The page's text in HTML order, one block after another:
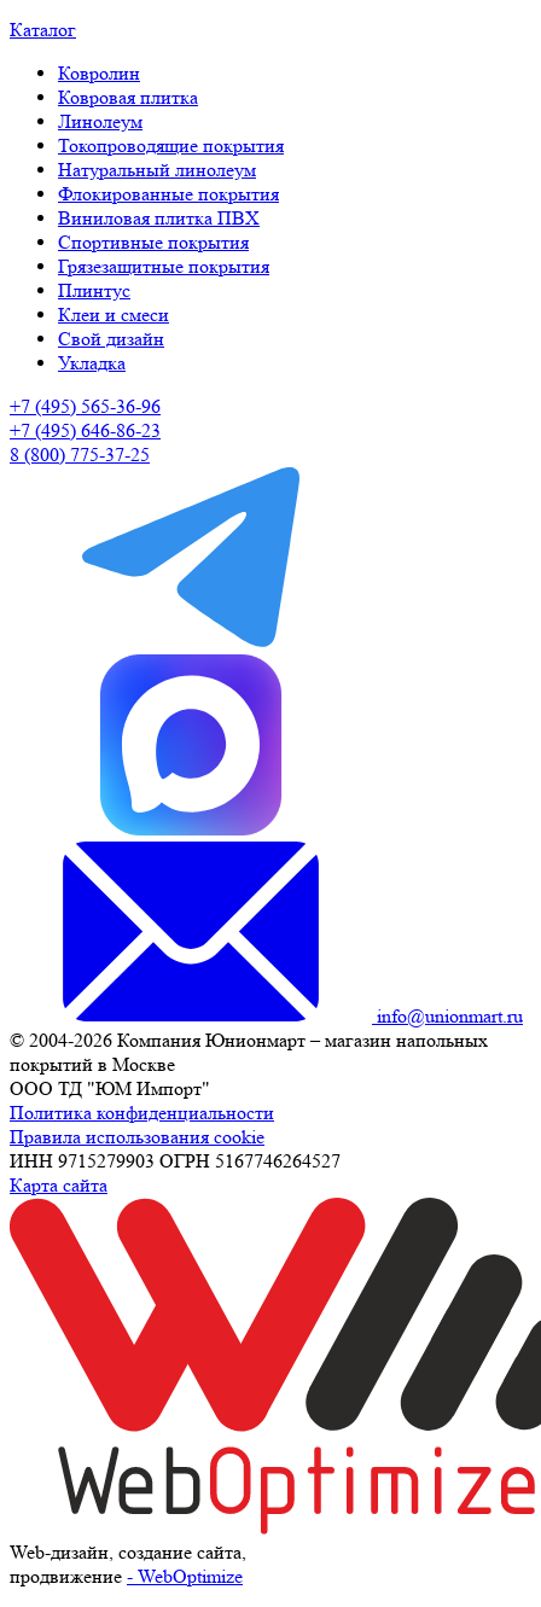
Каталог
Ковролин
Ковровая плитка
Линолеум
Токопроводящие покрытия
Натуральный линолеум
Флокированные покрытия
Виниловая плитка ПВХ
Спортивные покрытия
Грязезащитные покрытия
Плинтус
Клеи и смеси
Свой дизайн
Укладка
+7 (495) 565-36-96
+7 (495) 646-86-23
8 (800) 775-37-25
info@unionmart.ru
© 2004-2026 Компания Юнионмарт – магазин напольных
покрытий в Москве
ООО ТД "ЮМ Импорт"
Политика конфиденциальности
Правила использования cookie
ИНН 9715279903 ОГРН 5167746264527
Карта сайта
Web-дизайн, создание сайта,
продвижение - WebOptimize